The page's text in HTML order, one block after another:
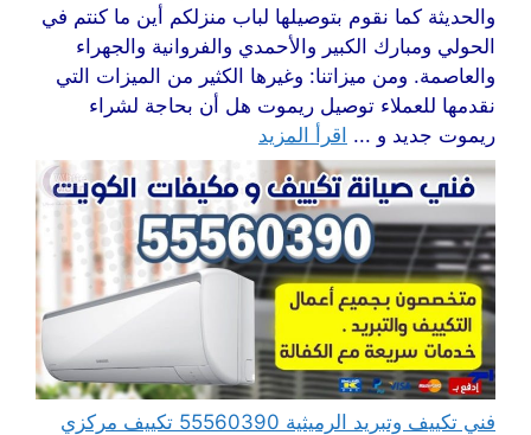
والحديثة كما نقوم بتوصيلها لباب منزلكم أين ما كنتم في
الحولي ومبارك الكبير والأحمدي والفروانية والجهراء
والعاصمة. ومن ميزاتنا: وغيرها الكثير من الميزات التي
نقدمها للعملاء توصيل ريموت هل أن بحاجة لشراء
ريموت جديد و ... اقرأ المزيد
فني تكييف وتبريد الرميثية 55560390 تكييف مركزي